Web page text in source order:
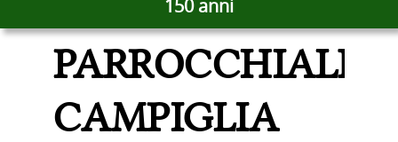
150 anni
BIBLIOTECA
PARROCCHIALE
CAMPIGLIA